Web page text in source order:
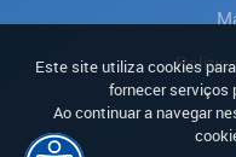
Este site utiliza cookies
fornecer serviços
Ao continuar a navegar